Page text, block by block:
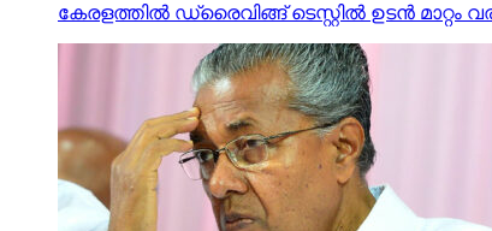
കേരളത്തിൽ ഡ്രൈവിങ്ങ് ടെസ്റ്റിൽ ഉടൻ